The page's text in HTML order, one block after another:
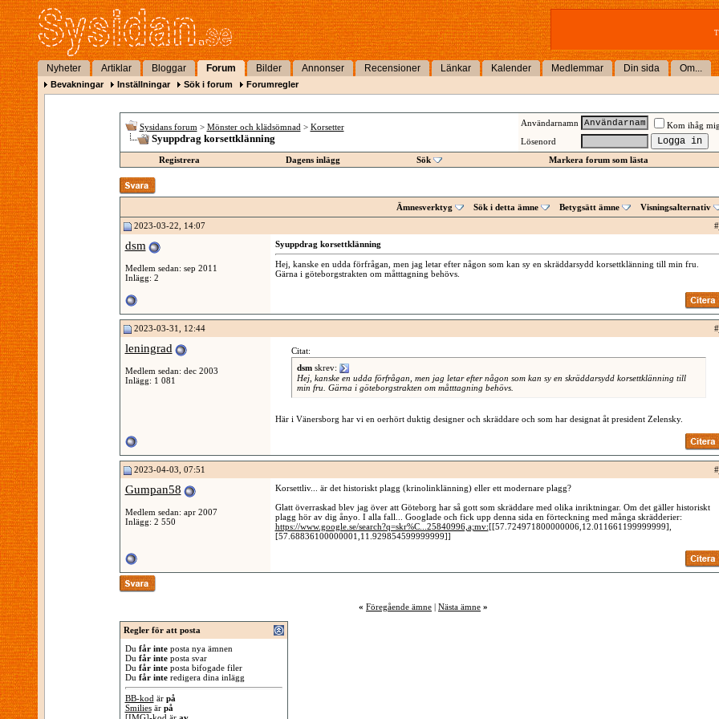
Nyheter Artiklar Bloggar Forum Bilder Annonser Recensioner Länkar Kalender Medlemmar Din sida Om...
Bevakningar Inställningar Sök i forum Forumregler
Sysidans forum > Mönster och klädsömnad > Korsetter
Syuppdrag korsettklänning
Användarnamn
Kom ihåg
Lösenord
Registrera
Dagens inlägg Sök Markera forum som lästa
Ämnesverktyg Sök i detta ämne Betygsätt ämne
Visningsalternativ
2023-03-22, 14:07
#
dsm
Medlem sedan: sep 2011
Inlägg: 2
Syuppdrag korsettklänning
Hej, kanske en udda förfrågan, men jag letar efter någon som kan sy en skräddarsydd korsettklänning till min fru.
Gärna i göteborgstrakten om måtttagning behövs.
2023-03-31, 12:44 #
leningrad
Medlem sedan: dec 2003
Inlägg: 1 081
Citat:
dsmskrev:
Hej, kanske en udda förfrågan, men jag letar efter någon som kan sy en skräddarsydd korsettklänning till
min fru. Gärna i göteborgstrakten om måtttagning behövs.
Här i Vänersborg har vi en oerhört duktig designer och skräddare och som har designat åt president Zelensky.
2023-04-03, 07:51 #
Gumpan58
Medlem sedan: apr 2007
Inlägg: 2 550
Korsettliv... är det historiskt plagg (krinolinklänning) eller ett modernare plagg?
Glatt överraskad blev jag över att Göteborg har så gott som skräddare med olika inriktningar. Om det gäller historiskt
plagg hör av dig ånyo. I alla fall... Googlade och fick upp denna sida en förteckning med många skrädderier:
https://www.google.se/search?q=skr%C...25840996,a;mv:[[57.724971800000006,12.011661199999999],
[57.68836100000001,11.929854599999999]]
« Föregående ämne | Nästa ämne »
Regler för att posta
Du får inteposta nya ämnen
Du får inteposta svar
Du får inteposta bifogade filer
Du får interedigera dina inlägg
BB-kod är på
Smiliesär på